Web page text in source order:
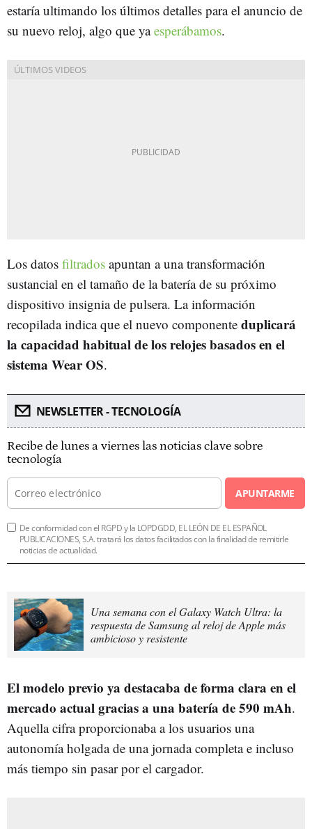
estaría ultimando los últimos detalles para el anuncio de
su nuevo reloj, algo que yaesperábamos.
Los datos filtrados apuntan a una transformación
sustancial en el tamaño de la batería de su próximo
dispositivo insignia de pulsera. La información
recopilada indica que el nuevo componente duplicará
la capacidad habitual de los relojes basados en el
sistema Wear OS.
NEWSLETTER - TECNOLOGÍA
Recibe de lunes a viernes las noticias clave sobre
tecnología
APUNTARME
De conformidad con el RGPD y la LOPDGDD, EL LEÓN DE EL ESPAÑOL
PUBLICACIONES, S.A. tratará los datos facilitados con la finalidad de remitirle
noticias de actualidad.
Una semana con el Galaxy Watch Ultra: la
respuesta de Samsung al reloj de Apple más
ambicioso y resistente
El modelo previo ya destacaba de forma clara en el
mercado actual gracias a una batería de 590 mAh.
Aquella cifra proporcionaba a los usuarios una
autonomía holgada de una jornada completa e incluso
más tiempo sin pasar por el cargador.